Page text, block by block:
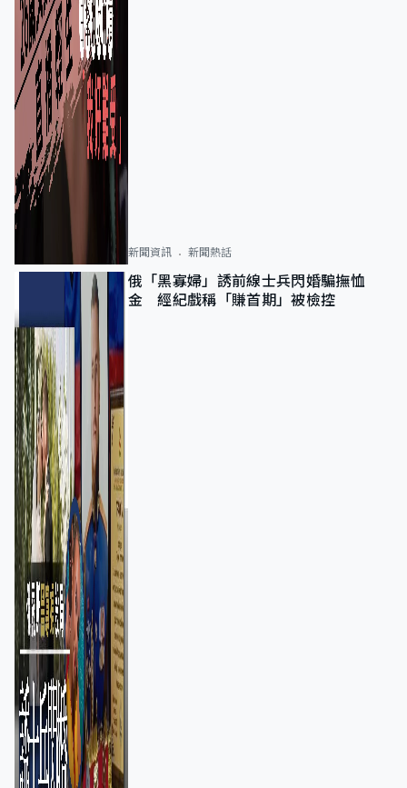
新聞資訊 新聞熱話
俄「黑寡婦」誘前線士兵閃婚騙撫恤
金 經紀戲稱「賺首期」被檢控